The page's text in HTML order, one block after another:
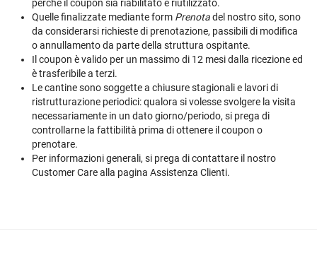
perché il coupon sia riabilitato e riutilizzato.
Quelle finalizzate mediante form Prenotadel nostro sito, sono
da considerarsi richieste di prenotazione, passibili di modifica
o annullamento da parte della struttura ospitante.
Il coupon è valido per un massimo di 12 mesi dalla ricezione ed
è trasferibile a terzi.
Le cantine sono soggette a chiusure stagionali e lavori di
ristrutturazione periodici: qualora si volesse svolgere la visita
necessariamente in un dato giorno/periodo, si prega di
controllarne la fattibilità prima di ottenere il coupon o
prenotare.
Per informazioni generali, si prega di contattare il nostro
Customer Care alla pagina Assistenza Clienti.